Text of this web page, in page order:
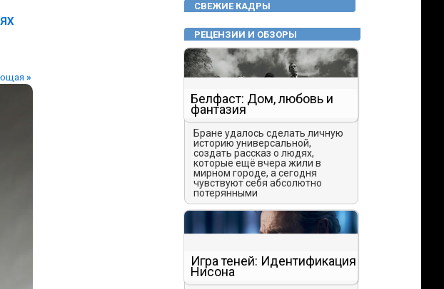
»
СВЕЖИЕ КАДРЫ
РЕЦЕНЗИИ И ОБЗОРЫ
Белфаст: Дом, любовь и
фантазия
Бране удалось сделать личную
историю универсальной,
создать рассказ о людях,
которые ещё вчера жили в
мирном городе, а сегодня
чувствуют себя абсолютно
потерянными
Игра теней: Идентификация
Нисона